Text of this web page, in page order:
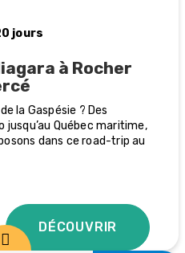
jours
à Rocher
la Gaspésie ? Des
jusqu’au Québec maritime,
dans ce road-trip au
DÉCOUVRIR